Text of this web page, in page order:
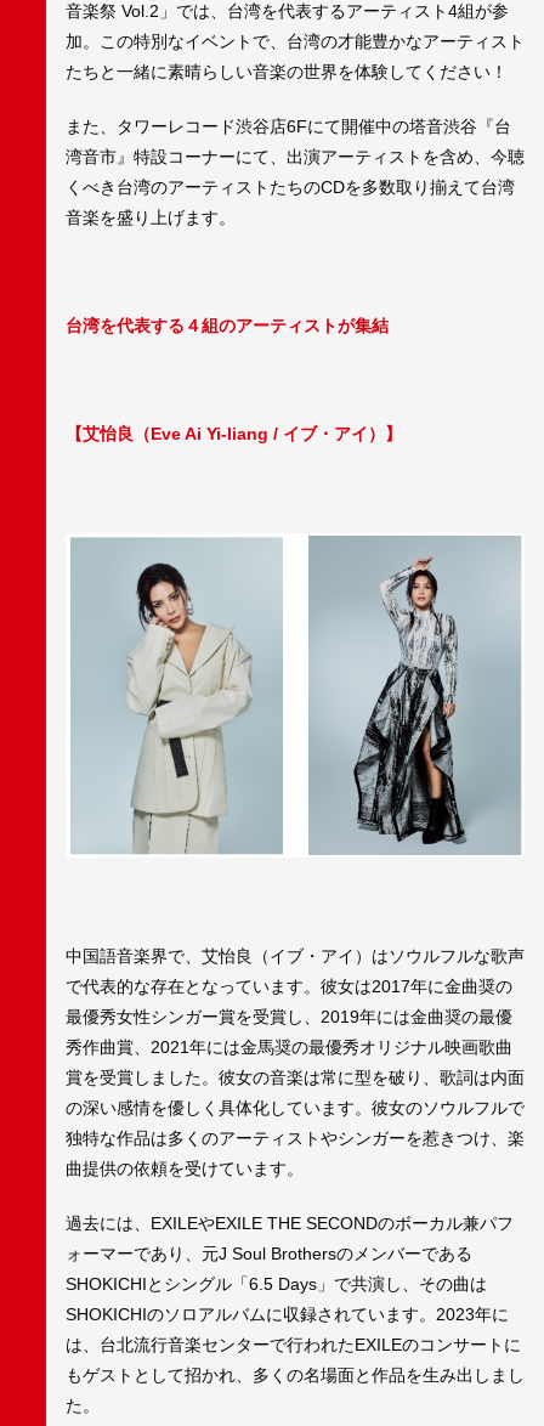
音楽祭 Vol.2」では、台湾を代表するアーティスト4組が参
加。この特別なイベントで、台湾の才能豊かなアーティスト
たちと一緒に素晴らしい音楽の世界を体験してください！
また、タワーレコード渋谷店6Fにて開催中の塔音渋谷『台
湾音市』特設コーナーにて、出演アーティストを含め、今聴
くべき台湾のアーティストたちのCDを多数取り揃えて台湾
音楽を盛り上げます。
台湾を代表する４組のアーティストが集結
【艾怡良（Eve Ai Yi-liang / イブ・アイ）】
中国語音楽界で、艾怡良（イブ・アイ）はソウルフルな歌声
で代表的な存在となっています。彼女は2017年に金曲奨の
最優秀女性シンガー賞を受賞し、2019年には金曲奨の最優
秀作曲賞、2021年には金馬奨の最優秀オリジナル映画歌曲
賞を受賞しました。彼女の音楽は常に型を破り、歌詞は内面
の深い感情を優しく具体化しています。彼女のソウルフルで
独特な作品は多くのアーティストやシンガーを惹きつけ、楽
曲提供の依頼を受けています。
過去には、EXILEやEXILE THE SECONDのボーカル兼パフ
ォーマーであり、元J Soul Brothersのメンバーである
SHOKICHIとシングル「6.5 Days」で共演し、その曲は
SHOKICHIのソロアルバムに収録されています。2023年に
は、台北流行音楽センターで行われたEXILEのコンサートに
もゲストとして招かれ、多くの名場面と作品を生み出しまし
た。